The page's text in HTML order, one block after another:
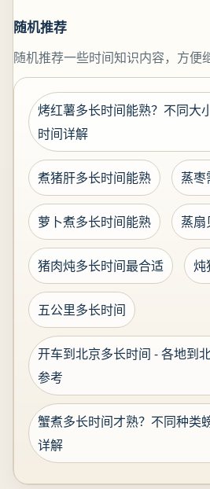
随机推荐
随机推荐一些时间知识内容，方便
烤红薯多长时间能熟？不同大
时间详解
煮猪肝多长时间能熟 蒸枣
萝卜煮多长时间能熟 蒸扇
猪肉炖多长时间最合适 炖
五公里多长时间
开车到北京多长时间 - 各地到
参考
蟹煮多长时间才熟？不同种类
详解